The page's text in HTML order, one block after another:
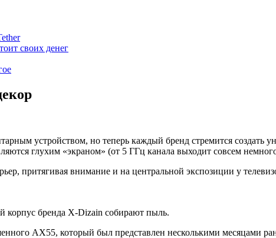
своих денег
устройством, но теперь каждый бренд стремится создать
глухим «экраном» (от 5 ГГц канала выходит совсем немного
притягивая внимание и на центральной экспозиции у
корпус бренда X-Dizain собирают пыль.
AX55, который был представлен несколькими месяцами